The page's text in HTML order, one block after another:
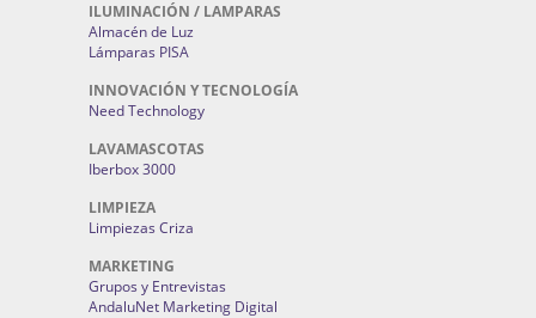
ILUMINACIÓN / LAMPARAS
Almacén de Luz
Lámparas PISA
INNOVACIÓN Y TECNOLOGÍA
Need Technology
LAVAMASCOTAS
Iberbox 3000
LIMPIEZA
Limpiezas Criza
MARKETING
Grupos y Entrevistas
AndaluNet Marketing Digital